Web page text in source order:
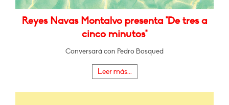
Reyes Navas Montalvo presenta "De tres a
cinco minutos"
Conversará con Pedro Bosqued
Leer más...